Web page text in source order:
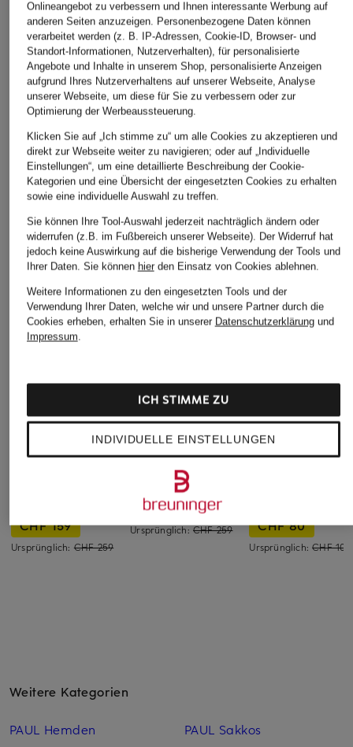
BOSS
CHF 159
Ursprünglich: CHF 259
BOSS
Strickjacke JOIN
CHF 139
Ursprünglich:CHF 259
HUGO
CHF 80
Ursprünglich:CHF 100
Weitere Kategorien
PAUL Hemden
PAUL Sakkos
Onlineangebot zu verbessern und Ihnen interessante Werbung auf
anderen Seiten anzuzeigen. Personenbezogene Daten können
verarbeitet werden (z. B. IP-Adressen, Cookie-ID, Browser- und
Standort-Informationen, Nutzerverhalten), für personalisierte
Angebote und Inhalte in unserem Shop, personalisierte Anzeigen
aufgrund Ihres Nutzerverhaltens auf unserer Webseite, Analyse
unserer Webseite, um diese für Sie zu verbessern oder zur
Optimierung der Werbeaussteuerung.
Klicken Sie auf „Ich stimme zu“ um alle Cookies zu akzeptieren und
direkt zur Webseite weiter zu navigieren; oder auf „Individuelle
Einstellungen“, um eine detaillierte Beschreibung der Cookie-
Kategorien und eine Übersicht der eingesetzten Cookies zu erhalten
sowie eine individuelle Auswahl zu treffen.
Sie können Ihre Tool-Auswahl jederzeit nachträglich ändern oder
widerrufen (z.B. im Fußbereich unserer Webseite). Der Widerruf hat
jedoch keine Auswirkung auf die bisherige Verwendung der Tools und
Ihrer Daten. Sie können hierden Einsatz von Cookies ablehnen.
Weitere Informationen zu den eingesetzten Tools und der
Verwendung Ihrer Daten, welche wir und unsere Partner durch die
Cookies erheben, erhalten Sie in unserer Datenschutzerklärungund
Impressum.
INDIVIDUELLE EINSTELLUNGEN
ICH STIMME ZU